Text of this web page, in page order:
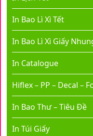
In Bao Lì Xì Tết
In Bao Lì Xì Giấy
In Catalogue
Hiflex – PP – Decal –
In Bao Thư – Tiêu Đề
In Túi Giấy